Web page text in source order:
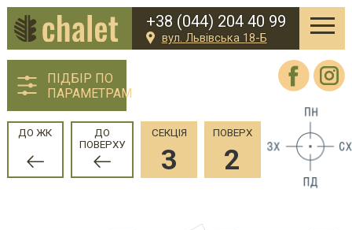
+38 (044) 204 40 99
вул. Львівська 18-Б
ПІДБІР ПО
ПАРАМЕТРАМ
ДО ЖК
ДО
ПОВЕРХУ
СЕКЦІЯ
3
ПОВЕРХ
2